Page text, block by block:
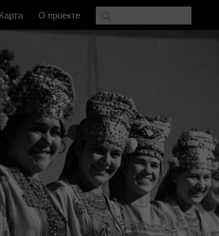
Карта О проекте